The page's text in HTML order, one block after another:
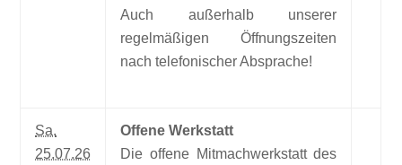
Auch außerhalb unserer
regelmäßigen Öffnungszeiten
nach telefonischer Absprache!
Sa.
25.07.26
Offene Werkstatt
Die offene Mitmachwerkstatt des